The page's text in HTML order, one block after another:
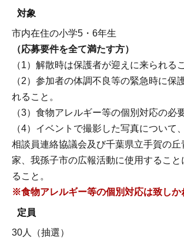
対象
市内在住の小学5・6年生
（応募要件を全て満たす方）
（1）解散時は保護者が迎えに来られる
（2）参加者の体調不良等の緊急時に保
れること。
（3）食物アレルギー等の個別対応の必
（4）イベントで撮影した写真について
相談員連絡協議会及び千葉県立手賀の丘
家、我孫子市の広報活動に使用すること
ること。
※食物アレルギー等の個別対応は致しか
定員
30人（抽選）